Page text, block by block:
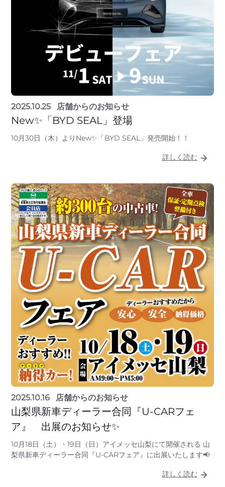
2025.10.25 店舗からのお知らせ
New✨「BYD SEAL」登場
10月30日（木）よりNew✨「BYD SEAL」発売開始！！
詳しく読む
2025.10.16 店舗からのお知らせ
山梨県新車ディーラー合同『U-CARフェ
ア』 出展のお知らせ✨
10月18日（土）・19日（日）アイメッセ山梨にて開催される 山
梨県新車ディーラー合同『U-CARフェア』に出展いたします📢
詳しく読む